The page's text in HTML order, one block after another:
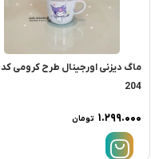
ماگ دیزنی اورجینال طرح کرومی کد
204
۱.۲۹۹.۰۰۰ تومان